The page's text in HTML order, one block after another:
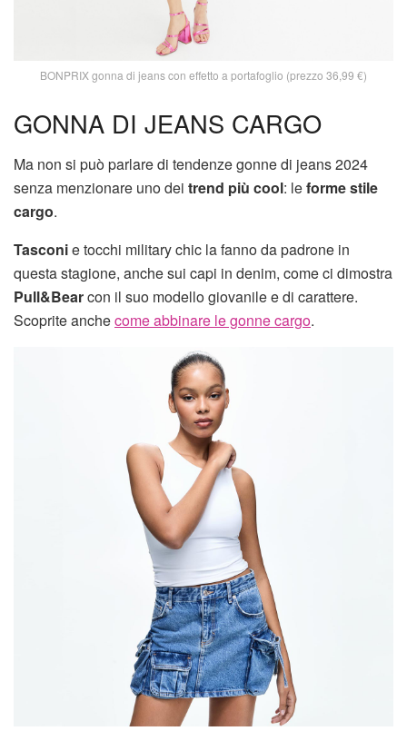
BONPRIX gonna di jeans con effetto a portafoglio (prezzo 36,99 €)
GONNA DI JEANS CARGO
Ma non si può parlare di tendenze gonne di jeans 2024
senza menzionare uno dei trend più cool: leforme stile
cargo.
Tasconie tocchi military chic la fanno da padrone in
questa stagione, anche sui capi in denim, come ci dimostra
Pull&Bearcon il suo modello giovanile e di carattere.
Scoprite anchecome abbinare le gonne cargo.